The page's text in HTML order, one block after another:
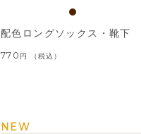
配色ロングソックス・靴下
770 税込
NEW